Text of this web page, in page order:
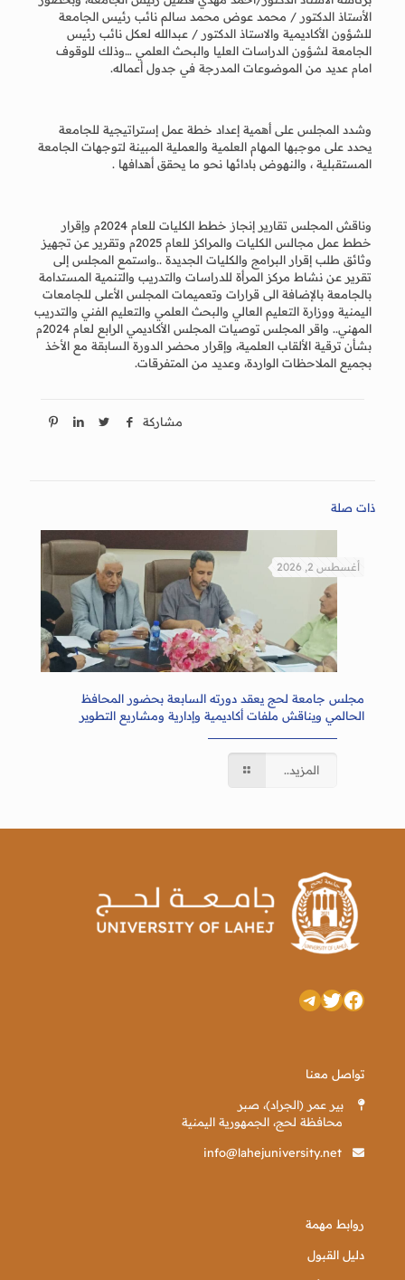
الأستاذ الدكتور / محمد عوض محمد سالم نائب رئيس الجامعة
للشؤون الأكاديمية والاستاذ الدكتور / عبدالله لعكل نائب رئيس
الجامعة لشؤون الدراسات العليا والبحث العلمي …وذلك للوقوف
امام عديد من الموضوعات المدرجة في جدول أعماله.
وشدد المجلس على أهمية إعداد خطة عمل إستراتيجية للجامعة
يحدد على موجبها المهام العلمية والعملية المبينة لتوجهات الجامعة
المستقبلية ، والنهوض بادائها نحو ما يحقق أهدافها .
وناقش المجلس تقارير إنجاز خطط الكليات للعام 2024م وإقرار
خطط عمل مجالس الكليات والمراكز للعام 2025م وتقرير عن تجهيز
وثائق طلب إقرار البرامج والكليات الجديدة ..واستمع المجلس إلى
تقرير عن نشاط مركز المرأة للدراسات والتدريب والتنمية المستدامة
بالجامعة بالإضافة الى قرارات وتعميمات المجلس الأعلى للجامعات
اليمنية ووزارة التعليم العالي والبحث العلمي والتعليم الفني والتدريب
المهني.. واقر المجلس توصيات المجلس الأكاديمي الرابع لعام 2024م
بشأن ترقية الألقاب العلمية، وإقرار محضر الدورة السابقة مع الأخذ
بجميع الملاحظات الواردة، وعديد من المتفرقات.
مشاركة
ذات صلة
أغسطس 2, 2026
مجلس جامعة لحج يعقد دورته السابعة بحضور المحافظ
الحالمي ويناقش ملفات أكاديمية وإدارية ومشاريع التطوير
المزيد..
فيسبوك
تويترتيليجرام
تواصل معنا
بير عمر (الجراد)، صبر
محافظة لحج، الجمهورية اليمنية
info@lahejuniversity.net
روابط مهمة
دليل القبول